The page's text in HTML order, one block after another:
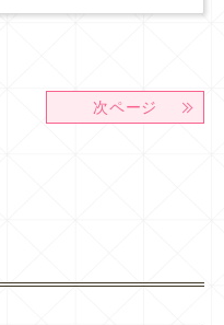
次ページ